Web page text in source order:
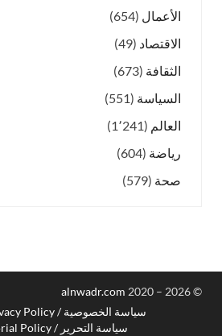
الأعمال (654)
الاقتصاد (49)
الثقافة (673)
السياسة (551)
العالم (1٬241)
رياضة (604)
صحة (579)
©
alnwadr.com 2020 – 2026
سياسة الخصوصية / Privacy Policy
سياسة التحرير / Editorial Policy